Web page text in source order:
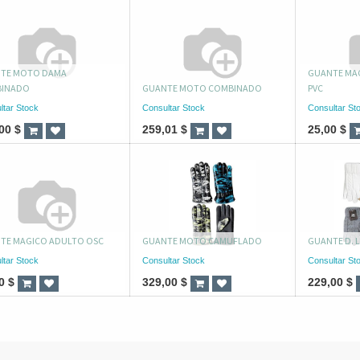
MOTO DAMA
Stock
$
GUANTE MOTO COMBINADO
Consultar Stock
259,01 $
GUANTE
PVC
Consultar
25,00 $
MAGICO ADULTO OSC
Stock
$
GUANTE MOTO CAMUFLADO
Consultar Stock
329,00 $
GUANTE D.
Consultar
229,00 $